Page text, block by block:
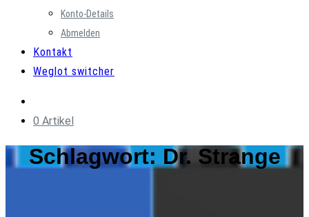
Konto-Details
Abmelden
Kontakt
Weglot switcher
0 Artikel
Schlagwort: Dr. Strange